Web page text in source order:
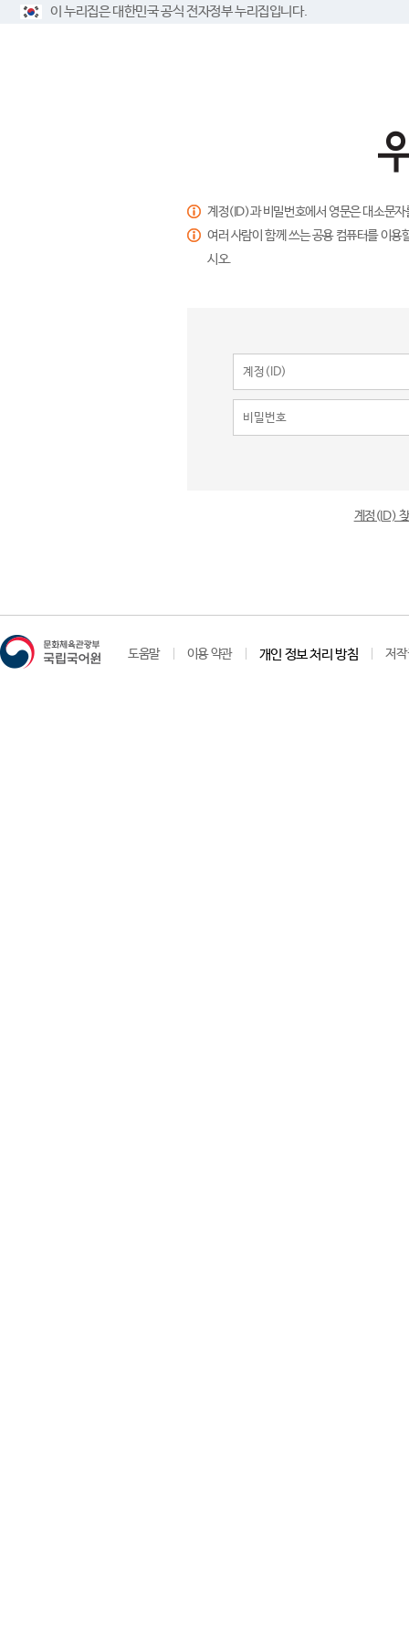
이 누리집은 대한민국 공식 전자정부 누리집입니다.
계정(ID)과 비밀번호에서 영문은 대소문
여러 사람이 함께 쓰는 공용 컴퓨터를 이
시오.
계정(ID)
도움말 이용 약관 개인 정보 처리 방침 저